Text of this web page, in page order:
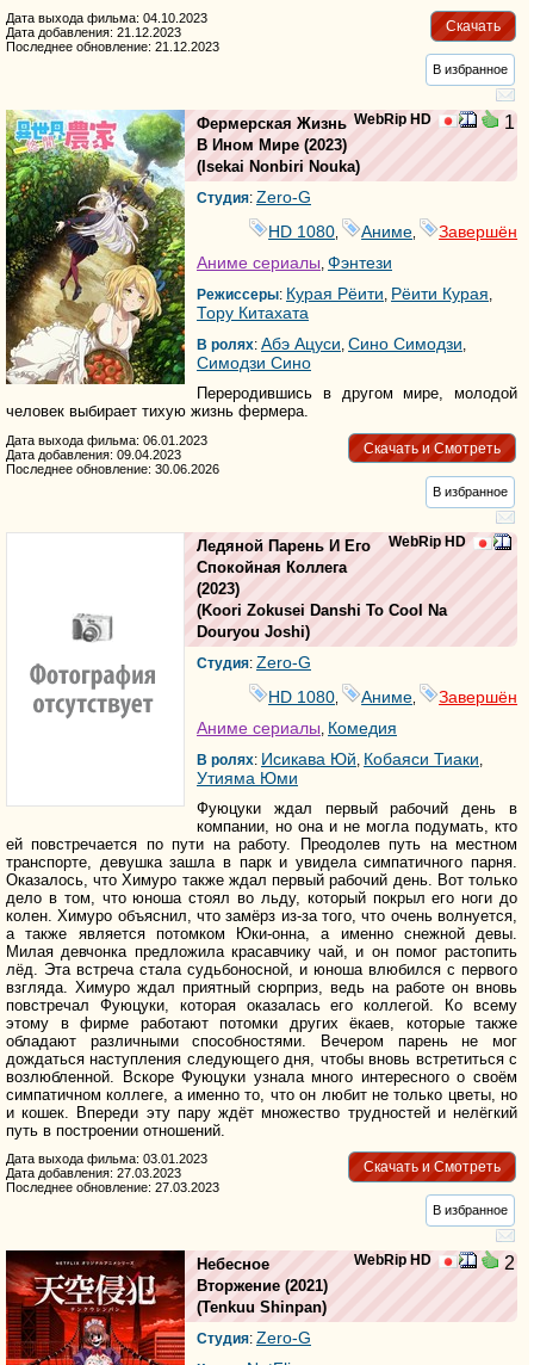
Скачать
Дата выхода фильма: 04.10.2023
Дата добавления: 21.12.2023
Последнее обновление: 21.12.2023
В избранное
WebRip HD 1
Фермерская Жизнь
В Ином Мире (2023)
( Isekai Nonbiri Nouka)
Студия: Zero-G
HD 1080
Аниме
Завершён
Аниме сериалы, Фэнтези
Режиссеры: Курая Рёити, Рёити Курая,
Тору Китахата
В ролях: Абэ Ацуси, Сино Симодзи,
Симодзи Сино
Переродившись в другом мире, молодой
человек выбирает тихую жизнь фермера.
Скачать и Смотреть
Дата выхода фильма: 06.01.2023
Дата добавления: 09.04.2023
Последнее обновление: 30.06.2026
В избранное
WebRip HD
Ледяной Парень И Его
Спокойная Коллега
(2023)
(Koori Zokusei Danshi To Cool Na
Douryou Joshi)
Студия: Zero-G
HD 1080
Аниме
Завершён
Аниме сериалы Комедия
В ролях: Исикава Юй Кобаяси Тиаки
Утияма Юми
Фуюцуки ждал первый рабочий день в
компании, но она и не могла подумать, кто
ей повстречается по пути на работу. Преодолев путь на местном
транспорте, девушка зашла в парк и увидела симпатичного парня.
Оказалось, что Химуро также ждал первый рабочий день. Вот только
дело в том, что юноша стоял во льду, который покрыл его ноги до
колен. Химуро объяснил, что замёрз из-за того, что очень волнуется,
а также является потомком Юки-онна, а именно снежной девы.
Милая девчонка предложила красавчику чай, и он помог растопить
лёд. Эта встреча стала судьбоносной, и юноша влюбился с первого
взгляда. Химуро ждал приятный сюрприз, ведь на работе он вновь
повстречал Фуюцуки, которая оказалась его коллегой. Ко всему
этому в фирме работают потомки других ёкаев, которые также
обладают различными способностями. Вечером парень не мог
дождаться наступления следующего дня, чтобы вновь встретиться с
возлюбленной. Вскоре Фуюцуки узнала много интересного о своём
симпатичном коллеге, а именно то, что он любит не только цветы, но
и кошек. Впереди эту пару ждёт множество трудностей и нелёгкий
путь в построении отношений.
Скачать и Смотреть
Дата выхода фильма: 03.01.2023
Дата добавления: 27.03.2023
Последнее обновление: 27.03.2023
В избранное
WebRip HD 2
Небесное
Вторжение (2021)
(Tenkuu Shinpan)
Студия: Zero-G